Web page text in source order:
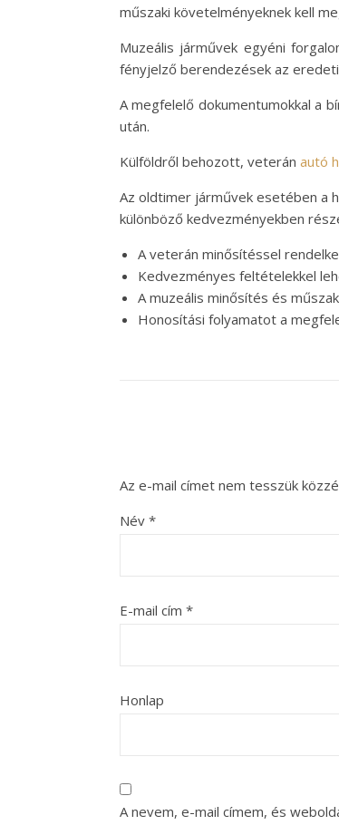
műszaki követelményeknek kell
Muzeális járművek egyéni
fényjelző berendezések az
A megfelelő dokumentumokkal a
után.
Külföldről behozott, veterán autó
Az oldtimer járművek esetében a
különböző kedvezményekben
A veterán minősítéssel
Kedvezményes feltételekkel
A muzeális minősítés és
Honosítási folyamatot a
Az e-mail címet nem tesszük
Név *
E-mail cím *
Honlap
A nevem, e-mail címem, és